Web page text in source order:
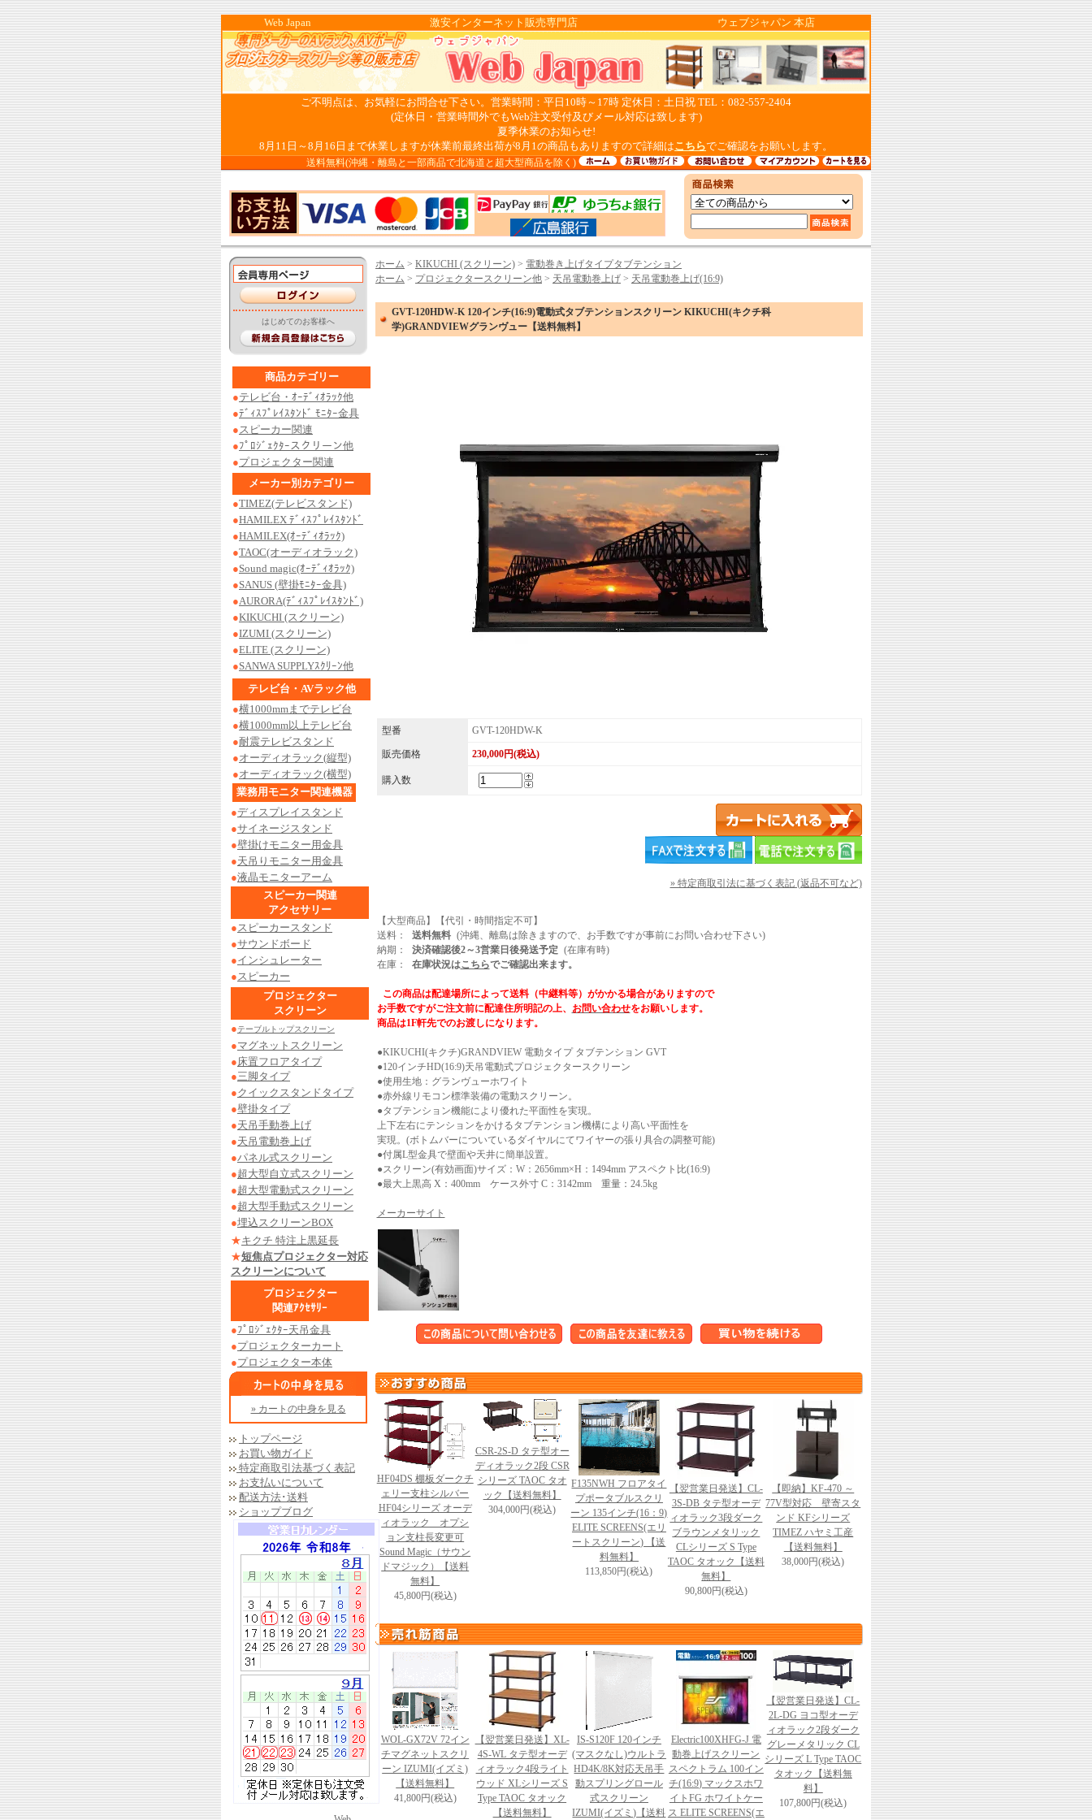
Web Japan 激安インターネット販売専門店 ウェブジャパン 本店
ご不明点は、お気軽にお問合せ下さい。営業時間：平日10時～17時 定休日：土日祝 TEL：082-557-2404
(定休日・営業時間外でもWeb注文受付及びメール対応は致します)
夏季休業のお知らせ!
8月11日～8月16日まで休業しますが休業前最終出荷が8月1の商品もありますので詳細はこちらでご確認をお願いします。
送料無料(沖縄・離島と一部商品で北海道と超大型商品を除く)
はじめてのお客様へ
商品カテゴリー
●テレビ台・ｵｰﾃﾞｨｵﾗｯｸ他
●ﾃﾞｨｽﾌﾟﾚｲｽﾀﾝﾄﾞ ﾓﾆﾀｰ金具
●スピーカー関連
●ﾌﾟﾛｼﾞｪｸﾀｰスクリーン他
●プロジェクター関連
メーカー別カテゴリー
●TIMEZ(テレビスタンド)
●HAMILEX ﾃﾞｨｽﾌﾟﾚｲｽﾀﾝﾄﾞ
●HAMILEX(ｵｰﾃﾞｨｵﾗｯｸ)
●TAOC(オーディオラック)
●Sound magic(ｵｰﾃﾞｨｵﾗｯｸ)
●SANUS (壁掛ﾓﾆﾀｰ金具)
●AURORA(ﾃﾞｨｽﾌﾟﾚｲｽﾀﾝﾄﾞ)
●KIKUCHI (スクリーン)
●IZUMI (スクリーン)
●ELITE (スクリーン)
●SANWA SUPPLYｽｸﾘｰﾝ他
テレビ台・AVラック他
●横1000mmまでテレビ台
●横1000mm以上テレビ台
●耐震テレビスタンド
●オーディオラック(縦型)
●オーディオラック(横型)
業務用モニター関連機器
●ディスプレイスタンド
●サイネージスタンド
●壁掛けモニター用金具
●天吊りモニター用金具
●液晶モニターアーム
スピーカー関連
アクセサリー
●スピーカースタンド
●サウンドボード
●インシュレーター
●スピーカー
プロジェクター
スクリーン
●テーブルトップスクリーン
●マグネットスクリーン
●床置フロアタイプ
●三脚タイプ
●クイックスタンドタイプ
●壁掛タイプ
●天吊手動巻上げ
●天吊電動巻上げ
●パネル式スクリーン
●超大型自立式スクリーン
●超大型電動式スクリーン
●超大型手動式スクリーン
●埋込スクリーンBOX
★キクチ 特注上黒延長
★短焦点プロジェクター対応
スクリーンについて
プロジェクター
関連ｱｸｾｻﾘｰ
●ﾌﾟﾛｼﾞｪｸﾀｰ天吊金具
●プロジェクターカート
●プロジェクター本体
» カートの中身を見る
トップページ
お買い物ガイド
特定商取引法基づく表記
お支払いについて
配送方法･送料
ショップブログ
ホーム > KIKUCHI (スクリーン) > 電動巻き上げタイプタブテンション
ホーム > プロジェクタースクリーン他 > 天吊電動巻上げ > 天吊電動巻上げ(16:9)
GVT-120HDW-K 120インチ(16:9)電動式タブテンションスクリーン KIKUCHI(キクチ科
学)GRANDVIEWグランヴュー【送料無料】
型番 GVT-120HDW-K
販売価格 230,000円(税込)
購入数
» 特定商取引法に基づく表記 (返品不可など)
【大型商品】【代引・時間指定不可】
送料：
送料無料 (沖縄、離島は除きますので、お手数ですが事前にお問い合わせ下さい)
納期：
決済確認後2～3営業日後発送予定 (在庫有時)
在庫：
在庫状況はこちらでご確認出来ます。
この商品は配達場所によって送料（中継料等）がかかる場合がありますので
お手数ですがご注文前に配達住所明記の上、
お問い合わせをお願いします。
商品は1F軒先でのお渡しになります。
●KIKUCHI(キクチ)GRANDVIEW 電動タイプ タブテンション GVT
●120インチHD(16:9)天吊電動式プロジェクタースクリーン
●使用生地：グランヴューホワイト
●赤外線リモコン標準装備の電動スクリーン。
●タブテンション機能により優れた平面性を実現。
上下左右にテンションをかけるタブテンション機構により高い平面性を
実現。(ボトムバーについているダイヤルにてワイヤーの張り具合の調整可能)
●付属L型金具で壁面や天井に簡単設置。
●スクリーン(有効画面)サイズ：W：2656mm×H：1494mm アスペクト比(16:9)
●最大上黒高 X：400mm ケース外寸 C：3142mm 重量：24.5kg
メーカーサイト
HF04DS 棚板ダークチ
ェリー支柱シルバー
HF04シリーズ オーデ
ィオラック オプシ
ョン支柱長変更可
Sound Magic（サウン
ドマジック）【送料
無料】
45,800円(税込)
CSR-2S-D タテ型オー
ディオラック2段 CSR
シリーズ TAOC タオ
ック【送料無料】
304,000円(税込)
F135NWH フロアタイ
プポータブルスクリ
ーン 135インチ(16：9)
ELITE SCREENS(エリ
ートスクリーン) 【送
料無料】
113,850円(税込)
【翌営業日発送】CL-
3S-DB タテ型オーデ
ィオラック3段ダーク
ブラウンメタリック
CLシリーズ S Type
TAOC タオック【送料
無料】
90,800円(税込)
【即納】KF-470 ～
77V型対応 壁寄スタ
ンド KFシリーズ
TIMEZ ハヤミ工産
【送料無料】
38,000円(税込)
WOL-GX72V 72イン
チマグネットスクリ
ーン IZUMI(イズミ)
【送料無料】
41,800円(税込)
【翌営業日発送】XL-
4S-WL タテ型オーデ
ィオラック4段ライト
ウッド XLシリーズ S
Type TAOC タオック
【送料無料】
IS-S120F 120インチ
(マスクなし)ウルトラ
HD4K/8K対応天吊手
動スプリングロール
式スクリーン
IZUMI(イズミ)【送料
Electric100XHFG-J 電
動巻上げスクリーン
スペクトラム 100イン
チ(16:9) マックスホワ
イトFG ホワイトケー
ス ELITE SCREENS(エ
【翌営業日発送】CL-
2L-DG ヨコ型オーデ
ィオラック2段ダーク
グレーメタリック CL
シリーズ L Type TAOC
タオック【送料無
料】
107,800円(税込)